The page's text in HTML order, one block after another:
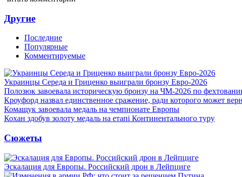
Другие
Последние
Популярные
Комментируемые
Украинцы Середа и Гриценко выиграли бронзу Евро-2026
Полозюк завоевала историческую бронзу на ЧМ-2026 по
Кроуфорд назвал единственное сражение, ради которого может
Комащук завоевала медаль на чемпионате Европы
Кохан здобув золоту медаль на етапі Континентального туру
Сюжеты
Эскалация для Европы. Российский дрон в Лейпциге